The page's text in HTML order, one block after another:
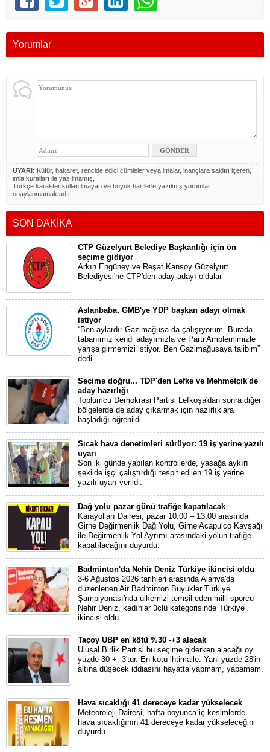
Yorumlar
UYARI: Küfür, hakaret, rencide edici cümleler veya imalar, inançlara saldırı içeren,
imla kuralları ile yazılmamış,
Türkçe karakter kullanılmayan ve büyük harflerle yazılmış yorumlar
onaylanmamaktadır.
SON DAKİKA
CTP Güzelyurt Belediye Başkanlığı için ön
seçime gidiyor
Arkın Engüney ve Reşat Kansoy Güzelyurt
Belediyesi'ne CTP'den aday adayı oldular
Aslanbaba, GMB'ye YDP başkan adayı olmak
istiyor
“Ben aylardır Gazimağusa da çalışıyorum. Burada
tabanımız kendi adayımızla ve Parti Amblemimizle
yarışa girmemizi istiyor. Ben Gazimağusaya talibim”
dedi.
Seçime doğru... TDP'den Lefke ve Mehmetçik'de
aday hazırlığı
Toplumcu Demokrasi Partisi Lefkoşa'dan sonra diğer
bölgelerde de aday çıkarmak için hazırlıklara
başladığı öğrenildi.
Sıcak hava denetimleri sürüyor: 19 iş yerine yazılı
uyarı
Son iki günde yapılan kontrollerde, yasağa aykırı
şekilde işçi çalıştırdığı tespit edilen 19 iş yerine
yazılı uyarı verildi.
Dağ yolu pazar günü trafiğe kapatılacak
Karayolları Dairesi, pazar 10.00 – 13.00 arasında
Girne Değirmenlik Dağ Yolu, Girne Acapulco Kavşağı
ile Değirmenlik Yol Ayrımı arasındaki yolun trafiğe
kapatılacağını duyurdu.
Badminton'da Nehir Deniz Türkiye ikincisi oldu
3-6 Ağustos 2026 tarihleri arasında Alanya'da
düzenlenen Air Badminton Büyükler Türkiye
Şampiyonası'nda ülkemizi temsil eden milli sporcu
Nehir Deniz, kadınlar üçlü kategorisinde Türkiye
ikincisi oldu.
Taçoy UBP en kötü %30 -+3 alacak
Ulusal Birlik Partisi bu seçime giderken alacağı oy
yüzde 30 + -3'tür. En kötü ihtimalle. Yani yüzde 28'in
altına düşecek iddiasını hayatta yapmam, yapamam.
Hava sıcaklığı 41 dereceye kadar yükselecek
Meteoroloji Dairesi, hafta boyunca iç kesimlerde
hava sıcaklığının 41 dereceye kadar yükseleceğini
duyurdu.